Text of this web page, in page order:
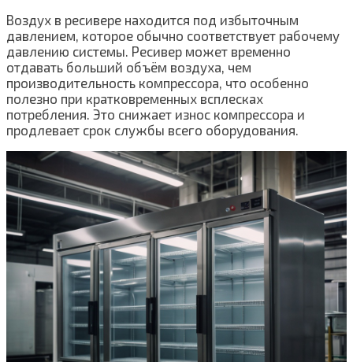
Воздух в ресивере находится под избыточным
давлением, которое обычно соответствует рабочему
давлению системы. Ресивер может временно
отдавать больший объём воздуха, чем
производительность компрессора, что особенно
полезно при кратковременных всплесках
потребления. Это снижает износ компрессора и
продлевает срок службы всего оборудования.